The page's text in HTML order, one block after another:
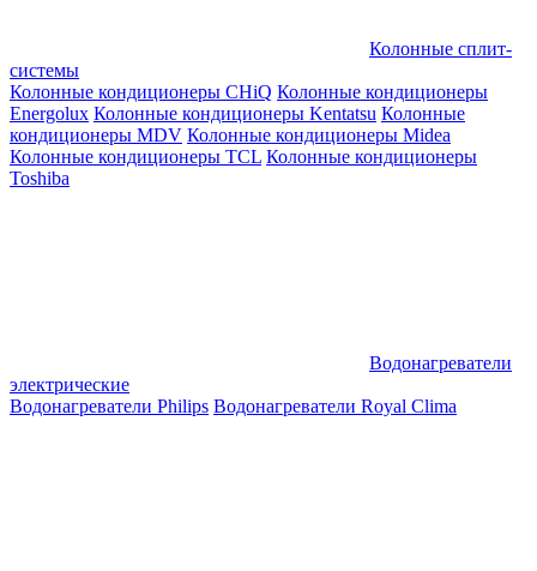
Колонные сплит-
системы
Колонные кондиционеры CHiQ Колонные кондиционеры
Energolux Колонные кондиционеры Kentatsu Колонные
кондиционеры MDV Колонные кондиционеры Midea
Колонные кондиционеры TCL Колонные кондиционеры
Toshiba
Водонагреватели
электрические
Водонагреватели Philips Водонагреватели Royal Clima